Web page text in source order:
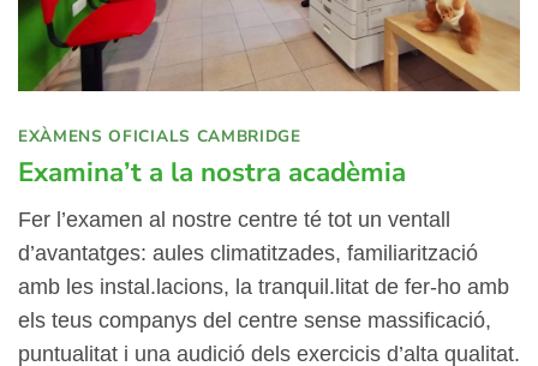
EXÀMENS OFICIALS CAMBRIDGE
Examina’t a la nostra acadèmia
Fer l’examen al nostre centre té tot un ventall
d’avantatges: aules climatitzades, familiarització
amb les instal.lacions, la tranquil.litat de fer-ho amb
els teus companys del centre sense massificació,
puntualitat i una audició dels exercicis d’alta qualitat.